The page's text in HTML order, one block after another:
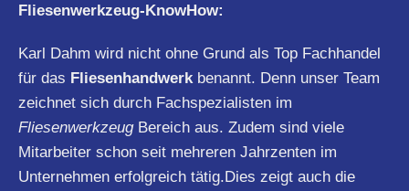
Fliesenwerkzeug-KnowHow:
Karl Dahm wird nicht ohne Grund als Top Fachhandel
für das Fliesenhandwerk benannt. Denn unser Team
zeichnet sich durch Fachspezialisten im
FliesenwerkzeugBereich aus. Zudem sind viele
Mitarbeiter schon seit mehreren Jahrzenten im
Unternehmen erfolgreich tätig.Dies zeigt auch die